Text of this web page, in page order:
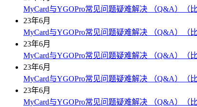
MyCard与YGOPro常见问题疑难解决 （Q&A）（
23年6月
MyCard与YGOPro常见问题疑难解决 （Q&A）（
23年6月
MyCard与YGOPro常见问题疑难解决 （Q&A）（
23年6月
MyCard与YGOPro常见问题疑难解决 （Q&A）（
23年6月
MyCard与YGOPro常见问题疑难解决 （Q&A）（